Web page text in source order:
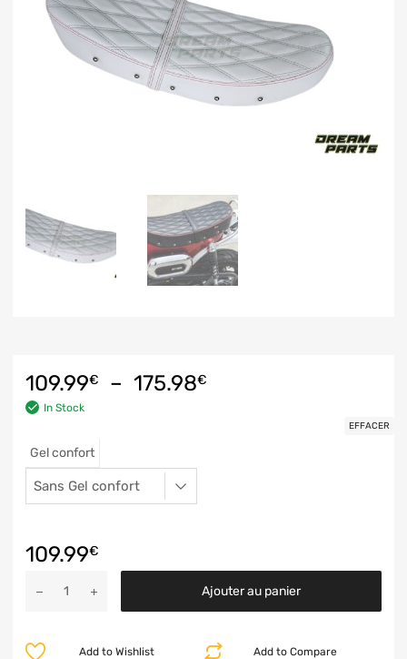
109.99€ – 175.98€
In Stock
Gel confort
EFFACER
109.99€
Ajouter au panier
Add to Compare
Add to Wishlist